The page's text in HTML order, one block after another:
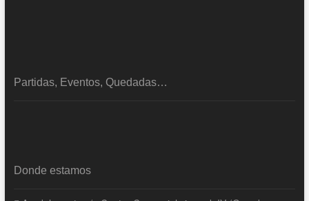
Partidas, Eventos, Quedadas…
Donde estamos